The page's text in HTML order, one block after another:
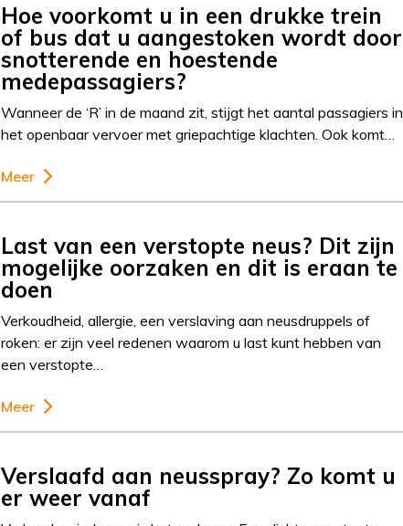
Hoe voorkomt u in een drukke trein
of bus dat u aangestoken wordt door
snotterende en hoestende
medepassagiers?
Wanneer de ‘R’ in de maand zit, stijgt het aantal passagiers in
het openbaar vervoer met griepachtige klachten. Ook komt…
Meer
Last van een verstopte neus? Dit zijn
mogelijke oorzaken en dit is eraan te
doen
Verkoudheid, allergie, een verslaving aan neusdruppels of
roken: er zijn veel redenen waarom u last kunt hebben van
een verstopte…
Meer
Verslaafd aan neusspray? Zo komt u
er weer vanaf